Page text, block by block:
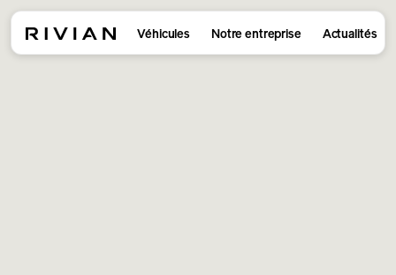
Véhicules Notre entreprise Actualités